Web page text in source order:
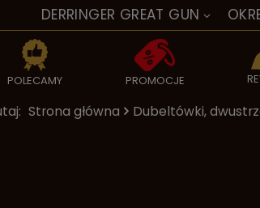
DERRINGER GREAT GUN
POLECAMY PROMOCJE
Strona główna Dubeltówki,